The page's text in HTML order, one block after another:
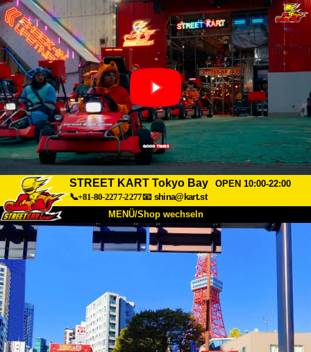
STREET KART Tokyo Bay
OPEN 10:00-22:00
📞+81-80-2277-2277📧 shina@kart.st
MENÜ/Shop wechseln
START
Unternehmen Buchung
Shop wechseln